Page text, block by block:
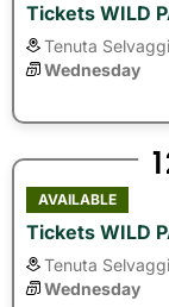
Tickets WILD
Tenuta
Wednesday
AVAILABLE
Tickets WILD
Tenuta
Wednesday